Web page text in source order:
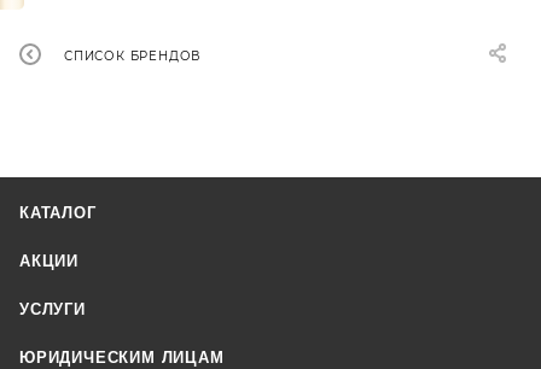
СПИСОК БРЕНДОВ
КАТАЛОГ
АКЦИИ
УСЛУГИ
ЮРИДИЧЕСКИМ ЛИЦАМ